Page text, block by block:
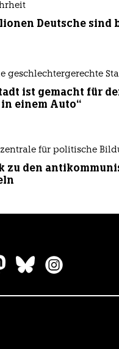
Deutsche sind
geschlechtergerechte
ist gemacht für
einem Auto“
für politische
zu den